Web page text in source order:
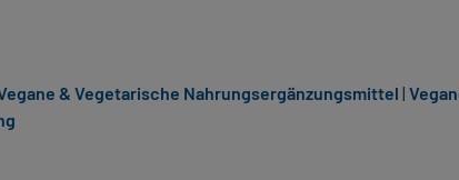
& Vegetarische Nahrungsergänzungsmittel |